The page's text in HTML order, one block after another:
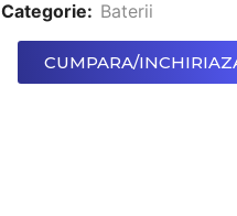
Categorie: Baterii
CUMPARA/